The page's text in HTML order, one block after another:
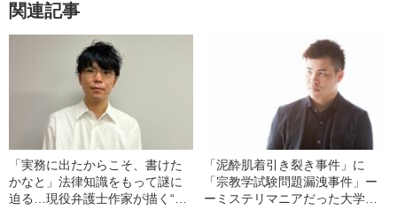
関連記事
「実務に出たからこそ、書けた
かなと」法律知識をもって謎に
迫る…現役弁護士作家が描く“多
「泥酔肌着引き裂き事件」に
「宗教学試験問題漏洩事件」ー
ーミステリマニアだった大学